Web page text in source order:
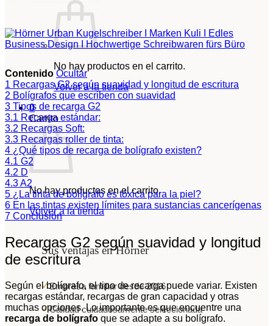
No hay productos en el carrito.
Volver a la tienda
0
Carrito
No hay productos en el carrito.
Volver a la tienda
Sus ventajas en Hörner
✓Empresa familiar desde 2016
✓Calidad cuidadosamente seleccionada
Contenido Ocultar
1 Recargas G2 según suavidad y longitud de escritura
2 Bolígrafos que escriben con suavidad
3 Tipos de recarga G2
3.1 Recarga estándar:
3.2 Recargas Soft:
3.3 Recargas roller de tinta:
4 ¿Qué tipos de recarga de bolígrafo existen?
4.1 G2
4.2 D
4.3A2
5 ¿La tinta de bolígrafo es tóxica para la piel?
6 En las tintas existen límites para sustancias cancerígenas
7 Conclusión
Recargas G2 según suavidad y longitud
de escritura
Según el bolígrafo, el tipo de recarga puede variar. Existen
recargas estándar, recargas de gran capacidad y otras
muchas opciones. Lo importante es que encuentre una
recarga de bolígrafo que se adapte a su bolígrafo.